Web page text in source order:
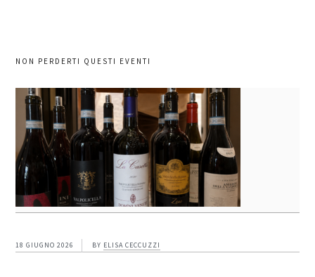
NON PERDERTI QUESTI EVENTI
18 GIUGNO 2026 BY ELISA CECCUZZI